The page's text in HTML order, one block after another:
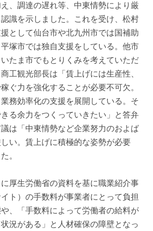
、調達の遅れ等、中東情勢により厳
識を示しました。これを受け、松村
として仙台市や北九州市では国補助
塚市では独自支援をしている。他市
たま市でもとりくみを考えていただ
工観光部長は「賃上げには生産性、
ぐ力を強化することが必要不可欠。
務効率化の支援を展開している。そ
る余力をつくっていきたい」と答弁
は「中東情勢など企業努力のおよば
い。賃上げに積極的な姿勢が必要
。
厚生労働省の資料を基に職業紹介事
ト）の手数料が事業者にとって負担
、「手数料によって労働者の給料が
況がある」と人材確保の障壁となっ